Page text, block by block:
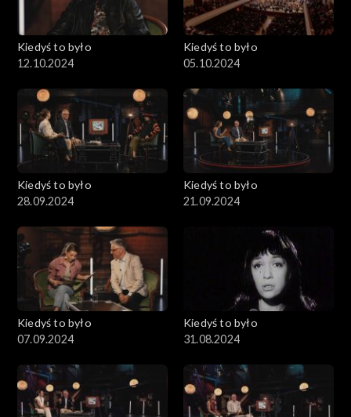
Kiedyś to było
12.10.2024
Kiedyś to było
05.10.2024
Kiedyś to było
28.09.2024
Kiedyś to było
21.09.2024
Kiedyś to było
07.09.2024
Kiedyś to było
31.08.2024